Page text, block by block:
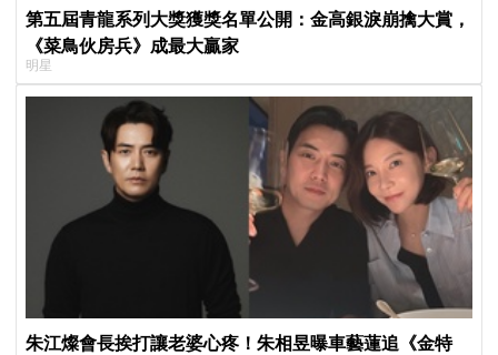
第五屆青龍系列大獎獲獎名單公開：金高銀淚崩擒大賞，
《菜鳥伙房兵》成最大贏家
明星
朱江燦會長挨打讓老婆心疼！朱相昱曝車藝蓮追《金特